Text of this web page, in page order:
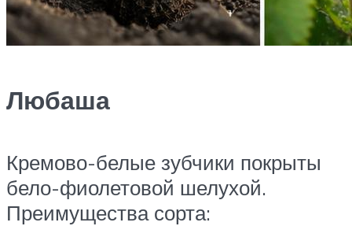
Любаша
Кремово-белые зубчики покрыты
бело-фиолетовой шелухой.
Преимущества сорта: